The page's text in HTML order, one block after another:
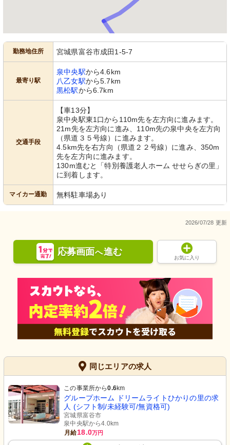
勤務地住所 宮城県富谷市成田1-5-7
最寄り駅
泉中央駅から4.6km
八乙女駅から5.7km
黒松駅から6.7km
交通手段
【車13分】
泉中央駅東1口から110m先を左方向に進みます。
21m先を左方向に進み、110m先の泉中央を左方向
（県道３５号線）に進みます。
4.5km先を右方向（県道２２号線）に進み、350m
先を左方向に進みます。
130m進むと「特別養護老人ホーム せせらぎの里」
に到着します。
マイカー通勤 無料駐車場あり
2026/07/28 更新
応募画面へ進む
お気に入り
同じエリアの求人
この事業所から0.6km
グループホーム ドリームライトひかりの里の求
人 (シフト制/未経験可/無資格可)
宮城県富谷市
泉中央駅から4.0km
月給18.0万円